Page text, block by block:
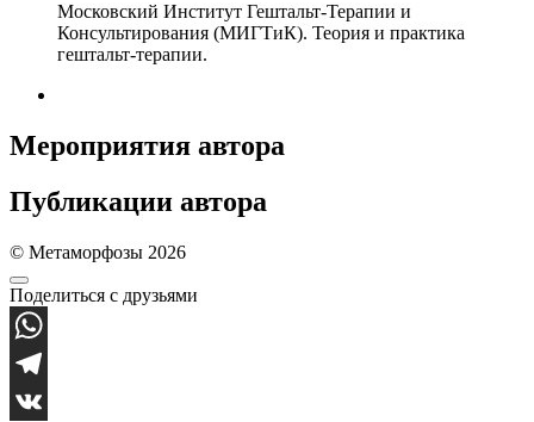
Московский Институт Гештальт-Терапии и
Консультирования (МИГТиК). Теория и практика
гештальт-терапии.
Мероприятия автора
Публикации автора
© Метаморфозы 2026
Поделиться с друзьями
WhatsApp
Telegram